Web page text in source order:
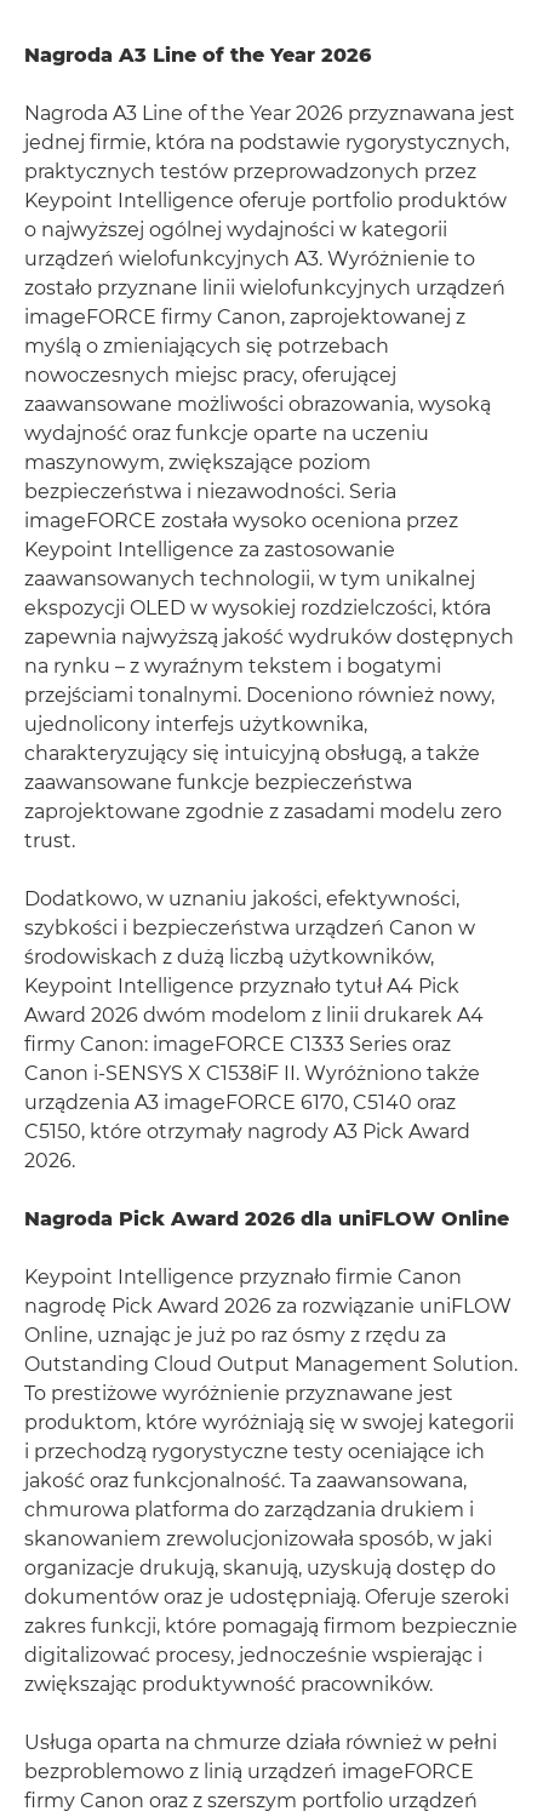
Nagroda A3 Line of the Year 2026
Nagroda A3 Line of the Year 2026 przyznawana jest
jednej firmie, która na podstawie rygorystycznych,
praktycznych testów przeprowadzonych przez
Keypoint Intelligence oferuje portfolio produktów
o najwyższej ogólnej wydajności w kategorii
urządzeń wielofunkcyjnych A3. Wyróżnienie to
zostało przyznane linii wielofunkcyjnych urządzeń
imageFORCE firmy Canon, zaprojektowanej z
myślą o zmieniających się potrzebach
nowoczesnych miejsc pracy, oferującej
zaawansowane możliwości obrazowania, wysoką
wydajność oraz funkcje oparte na uczeniu
maszynowym, zwiększające poziom
bezpieczeństwa i niezawodności. Seria
imageFORCE została wysoko oceniona przez
Keypoint Intelligence za zastosowanie
zaawansowanych technologii, w tym unikalnej
ekspozycji OLED w wysokiej rozdzielczości, która
zapewnia najwyższą jakość wydruków dostępnych
na rynku – z wyraźnym tekstem i bogatymi
przejściami tonalnymi. Doceniono również nowy,
ujednolicony interfejs użytkownika,
charakteryzujący się intuicyjną obsługą, a także
zaawansowane funkcje bezpieczeństwa
zaprojektowane zgodnie z zasadami modelu zero
trust.
Dodatkowo, w uznaniu jakości, efektywności,
szybkości i bezpieczeństwa urządzeń Canon w
środowiskach z dużą liczbą użytkowników,
Keypoint Intelligence przyznało tytuł A4 Pick
Award 2026 dwóm modelom z linii drukarek A4
firmy Canon: imageFORCE C1333 Series oraz
Canon i-SENSYS X C1538iF II. Wyróżniono także
urządzenia A3 imageFORCE 6170, C5140 oraz
C5150, które otrzymały nagrody A3 Pick Award
2026.
Nagroda Pick Award 2026 dla uniFLOW Online
Keypoint Intelligence przyznało firmie Canon
nagrodę Pick Award 2026 za rozwiązanie uniFLOW
Online, uznając je już po raz ósmy z rzędu za
Outstanding Cloud Output Management Solution.
To prestiżowe wyróżnienie przyznawane jest
produktom, które wyróżniają się w swojej kategorii
i przechodzą rygorystyczne testy oceniające ich
jakość oraz funkcjonalność. Ta zaawansowana,
chmurowa platforma do zarządzania drukiem i
skanowaniem zrewolucjonizowała sposób, w jaki
organizacje drukują, skanują, uzyskują dostęp do
dokumentów oraz je udostępniają. Oferuje szeroki
zakres funkcji, które pomagają firmom bezpiecznie
digitalizować procesy, jednocześnie wspierając i
zwiększając produktywność pracowników.
Usługa oparta na chmurze działa również w pełni
bezproblemowo z linią urządzeń imageFORCE
firmy Canon oraz z szerszym portfolio urządzeń